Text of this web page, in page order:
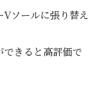
ソールに張り替え
きると高評価で